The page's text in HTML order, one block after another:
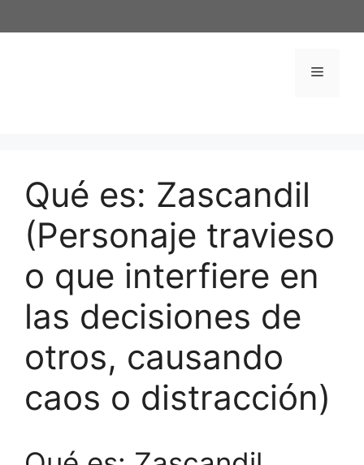
al
Menú
Qué es: Zascandil
(Personaje travieso
o que interfiere en
las decisiones de
otros, causando
caos o distracción)